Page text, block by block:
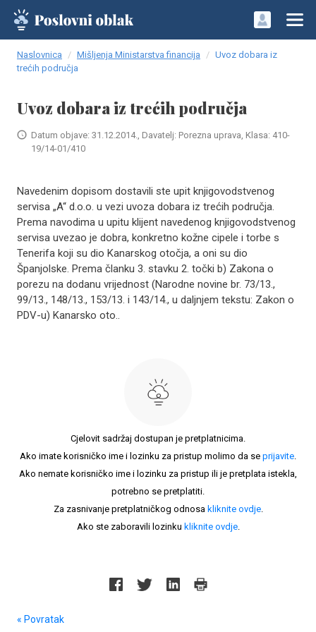
Naslovnica Mišljenja Ministarstva financija
Uvoz dobara iz
trećih područja
Uvoz dobara iz trećih područja
Datum objave: 31.12.2014., Davatelj: Porezna uprava, Klasa: 410-
19/14-01/410
Navedenim dopisom dostavili ste upit knjigovodstvenog
servisa „A“ d.o.o. u vezi uvoza dobara iz trećih područja.
Prema navodima u upitu klijent navedenog knjigovodstvenog
servisa uvezao je dobra, konkretno kožne cipele i torbe s
Tenerifa koji su dio Kanarskog otočja, a oni su dio
Španjolske. Prema članku 3. stavku 2. točki b) Zakona o
porezu na dodanu vrijednost (Narodne novine br. 73/13.,
99/13., 148/13., 153/13. i 143/14., u daljnjem tekstu: Zakon o
PDV-u) Kanarsko oto..
Cjelovit sadržaj dostupan je pretplatnicima.
Ako imate korisničko ime i lozinku za pristup molimo da se prijavite.
Ako nemate korisničko ime i lozinku za pristup ili je pretplata istekla,
potrebno se pretplatiti.
Za zasnivanje pretplatničkog odnosa kliknite ovdje.
Ako ste zaboravili lozinku kliknite ovdje.
« Povratak